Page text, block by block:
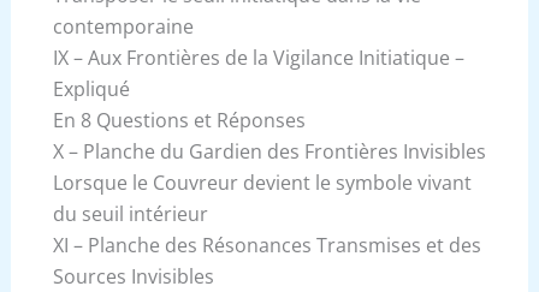
contemporaine
IX – Aux Frontières de la Vigilance Initiatique –
Expliqué
En 8 Questions et Réponses
X – Planche du Gardien des Frontières Invisibles
Lorsque le Couvreur devient le symbole vivant
du seuil intérieur
XI – Planche des Résonances Transmises et des
Sources Invisibles